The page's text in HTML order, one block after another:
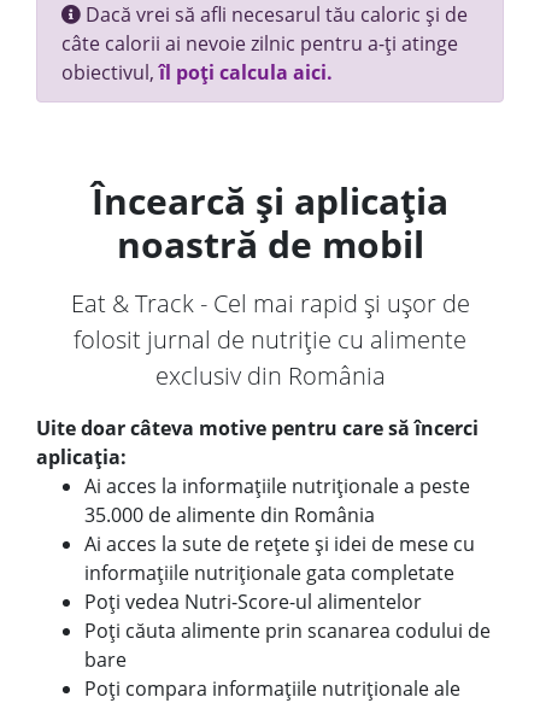
Dacă vrei să afli necesarul tău caloric și de
câte calorii ai nevoie zilnic pentru a-ți atinge
obiectivul,îl poți calcula aici.
Încearcă și aplicația
noastră de mobil
Eat & Track - Cel mai rapid și ușor de
folosit jurnal de nutriție cu alimente
exclusiv din România
Uite doar câteva motive pentru care să încerci
aplicația:
Ai acces la informațiile nutriționale a peste
35.000 de alimente din România
Ai acces la sute de rețete și idei de mese cu
informațiile nutriționale gata completate
Poți vedea Nutri-Score-ul alimentelor
Poți căuta alimente prin scanarea codului de
bare
Poți compara informațiile nutriționale ale